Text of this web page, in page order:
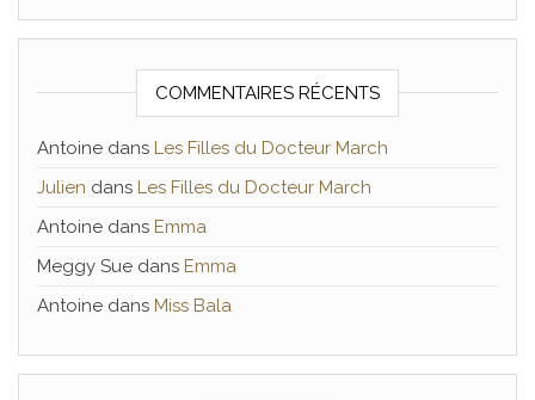
COMMENTAIRES RÉCENTS
Antoine dans Les Filles du Docteur March
Julien dans Les Filles du Docteur March
Antoine dans Emma
Meggy Sue dans Emma
Antoine dans Miss Bala